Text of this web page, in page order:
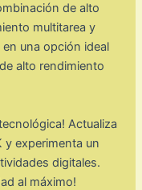
de alto
multitarea y
una opción ideal
alto rendimiento
Actualiza
y experimenta un
digitales.
al máximo!